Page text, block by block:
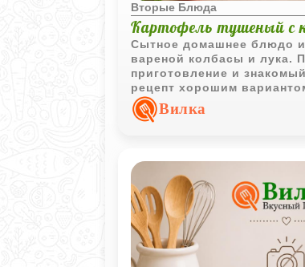
Вторые Блюда
Картофель тушеный с
Сытное домашнее блюдо
вареной колбасы и лука.
приготовление и
рецепт хорошим
обеда или ужина.
Вилка